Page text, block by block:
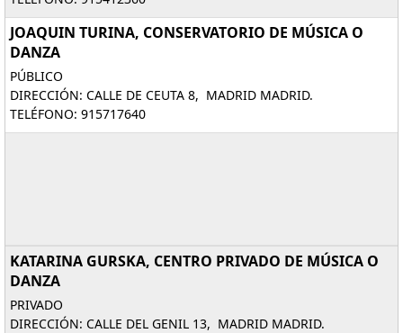
JOAQUIN TURINA, CONSERVATORIO DE MÚSICA O
DANZA
PÚBLICO
DIRECCIÓN: CALLE DE CEUTA 8, MADRID MADRID.
TELÉFONO: 915717640
KATARINA GURSKA, CENTRO PRIVADO DE MÚSICA O
DANZA
PRIVADO
DIRECCIÓN: CALLE DEL GENIL 13, MADRID MADRID.